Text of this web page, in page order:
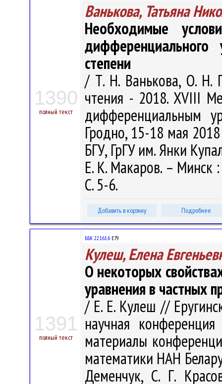
1390
полный текст
Ванькова, Татьяна
Необходимые
дифференциального
степени
/ Т. Н. Ванькова, О. Н.
чтения - 2018. XVIII
дифференциальным
Гродно, 15-18 мая
БГУ, ГрГУ им. Янки
Е. К. Макаров. – Минск
С. 5-6.
Добавить в корзину Подробнее
1391
полный текст
ББК 22.161.6 Е79
Кулеш, Елена
О некоторых
уравнения в частных
/ Е. Е. Кулеш //
научная
материалы
математики НАН
Деменчук, С. Г.